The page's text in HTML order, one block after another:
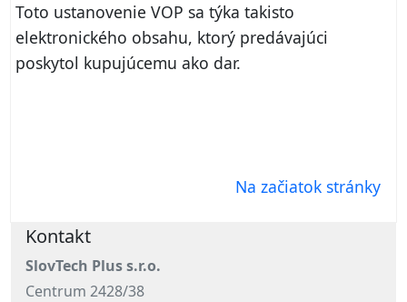
Toto ustanovenie VOP sa týka takisto
elektronického obsahu, ktorý predávajúci
poskytol kupujúcemu ako dar.
Na začiatok stránky
Kontakt
SlovTech Plus s.r.o.
Centrum 2428/38